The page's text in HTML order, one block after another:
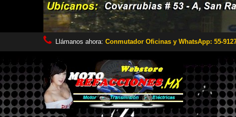
Llámanos ahora: Conmutador Oficinas y WhatsApp: 55-